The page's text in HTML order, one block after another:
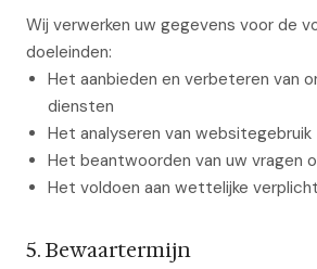
Wij verwerken uw gegevens voor de
doeleinden:
Het aanbieden en verbeteren van
diensten
Het analyseren van websitegebruik
Het beantwoorden van uw vragen
Het voldoen aan wettelijke
5. Bewaartermijn